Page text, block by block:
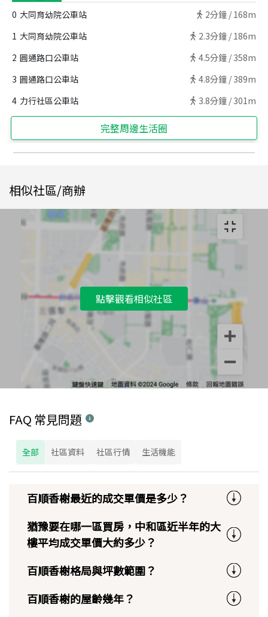
0 大同育幼院公車站 2分鐘 / 168m
1 大同育幼院公車站 2.3分鐘 / 186m
2 圓通路口公車站 4.5分鐘 / 358m
3 圓通路口公車站 4.8分鐘 / 389m
4 力行社區公車站 3.8分鐘 / 301m
完整周邊生活圈
相似社區/商辦
點擊觀看相似社區
FAQ 常見問題
全部 社區資料 社區行情 生活機能
百順香榭最近的成交單價是多少？
猶豫要在哪一區買房，中和區近半年的大
樓平均成交單價大約多少？
百順香榭格局與坪數範圍？
百順香榭的屋齡幾年？